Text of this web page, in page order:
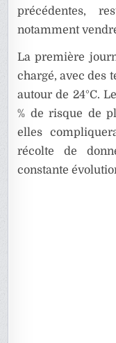
précédentes,
notamment
La première
chargé, avec des
autour de 24°C.
% de risque de
elles
récolte de
constante